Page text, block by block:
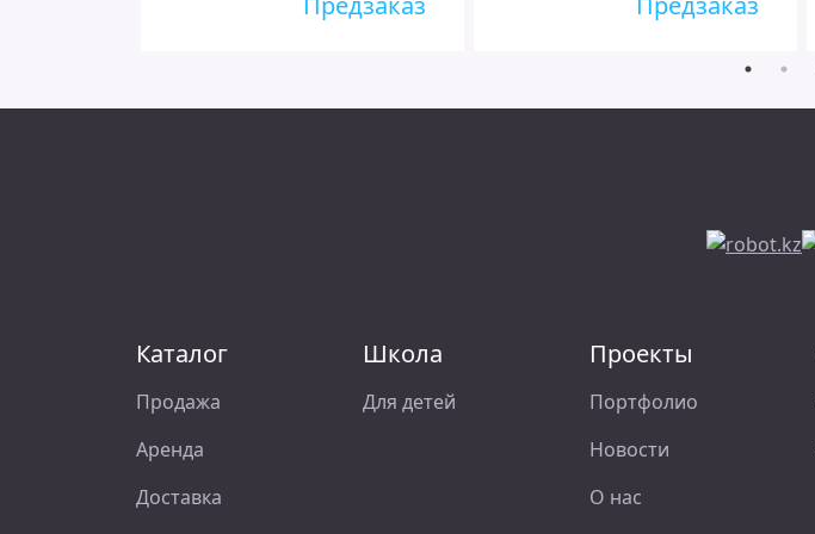
Каталог
Продажа
Аренда
Доставка
Школа
Для детей
Проекты
Портфолио
Новости
О нас